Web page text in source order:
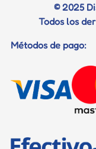
© 2025
Todos los
Métodos de pago: